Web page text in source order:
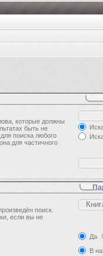
которые должны
быть не
для поиска любого
для частичного
поиск.
если вы не
Да
В